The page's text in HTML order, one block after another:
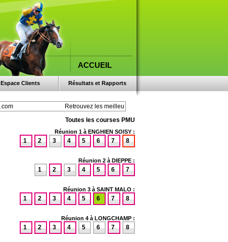
ACCUEIL
Résultats et Rapports
Espace Clients
Toutes les courses PMU
Réunion 1 à ENGHIEN SOISY :
8
7
6
5
4
3
2
1
Réunion 2 à DIEPPE :
7
6
5
4
3
2
1
Réunion 3 à SAINT MALO :
8
7
6
5
4
3
2
1
Réunion 4 à LONGCHAMP :
8
7
6
5
4
3
2
1